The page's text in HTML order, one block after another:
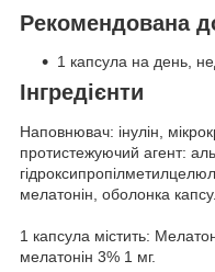
Рекомендована
1 капсула на день,
Інгредієнти
Наповнювач: інулін,
протистежуючий агент:
мелатонін, оболонка
1 капсула містить:
мелатонін 3% 1 мг.